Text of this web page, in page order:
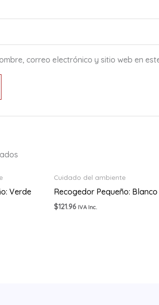
correo electrónico y sitio web en
Verde
Cuidado del ambiente
Recogedor Pequeño: Blanco
$121.96 IVA Inc.